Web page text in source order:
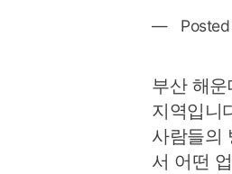
부산 해
지역입니
사람들의
서 어떤